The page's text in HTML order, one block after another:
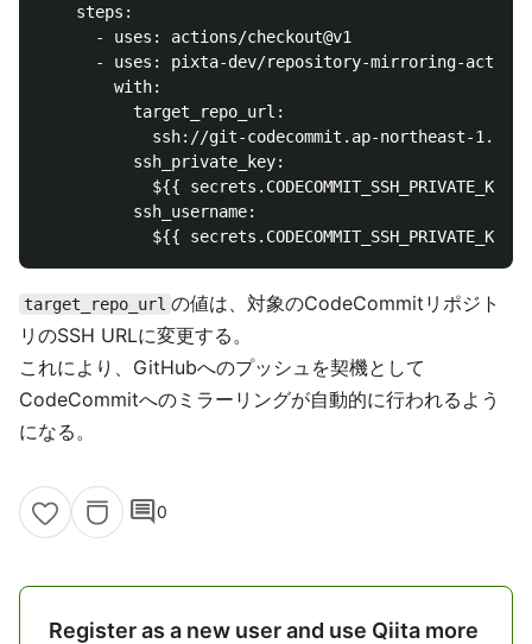
    steps:
      - uses: actions/checkout@v1
- uses: pixta-dev/repository-mirroring-
        with:
          target_repo_url:
ssh://git-codecommit.ap-northeast-
          ssh_private_key:
${{ secrets.CODECOMMIT_SSH_PRIVATE_KEY
          ssh_username:
target_repo_url の値は、対象のCodeCommitリポジト
リのSSH URLに変更する。
これにより、GitHubへのプッシュを契機として
CodeCommitへのミラーリングが自動的に行われるよう
になる。
comment0
Register as a new user and use Qiita more